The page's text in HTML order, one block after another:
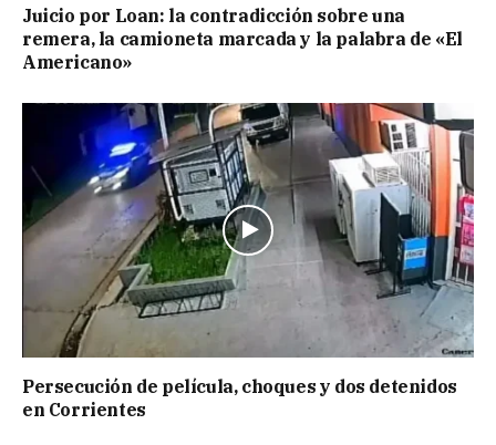
Juicio por Loan: la contradicción sobre una
remera, la camioneta marcada y la palabra de «El
Americano»
Persecución de película, choques y dos detenidos
en Corrientes